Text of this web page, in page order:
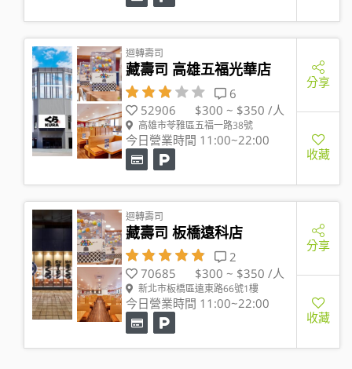
迴轉壽司
藏壽司 高雄五福光華店
6
52906
$300 ~ $350 /人
高雄市苓雅區五福一路38號
今日營業時間 11:00~22:00
分享
收藏
迴轉壽司
藏壽司 板橋遠科店
2
70685
$300 ~ $350 /人
新北市板橋區遠東路66號1樓
今日營業時間 11:00~22:00
分享
收藏